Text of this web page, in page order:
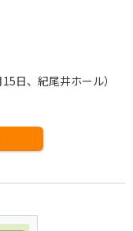
日、紀尾井ホール）